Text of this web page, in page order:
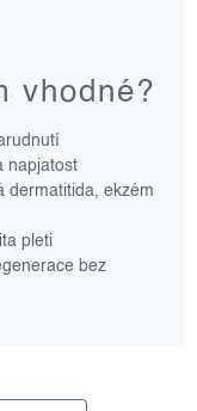
vhodné?
napjatost
dermatitida, ekzém
pleti
bez